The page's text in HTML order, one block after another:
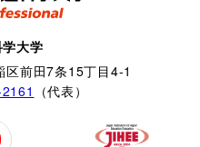
大学
前田7条15丁目4-1
（代表）